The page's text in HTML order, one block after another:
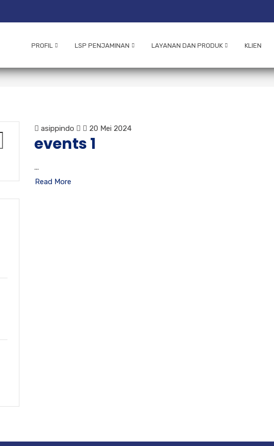
PROFIL LSP PENJAMINAN LAYANAN DAN PRODUK KLIEN
asippindo 20 Mei 2024
events 1
...
Read More